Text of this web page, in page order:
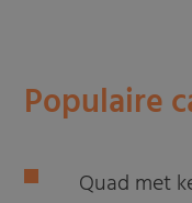
Populaire
Quad met